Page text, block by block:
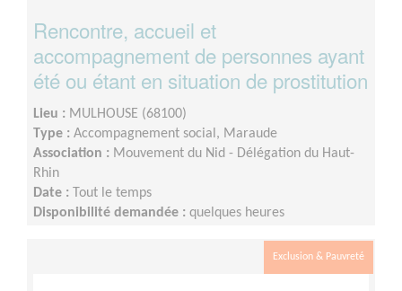
Rencontre, accueil et
accompagnement de personnes ayant
été ou étant en situation de prostitution
Lieu : MULHOUSE (68100)
Type : Accompagnement social, Maraude
Association : Mouvement du Nid - Délégation du Haut-
Rhin
Date :
Tout le temps
Disponibilité demandée : quelques heures
Exclusion & Pauvreté